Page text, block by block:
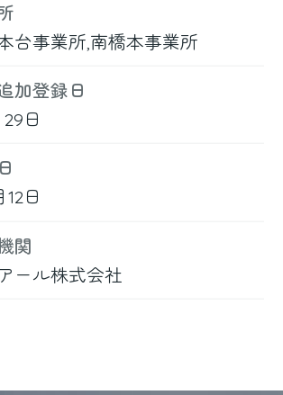
台事業所,南橋本事業所
加登録日
日
日
関
ール株式会社